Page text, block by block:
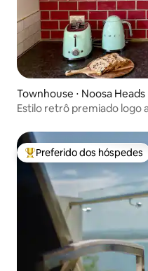
Townhouse ⋅ Noosa Heads
Estilo retrô premiado logo
Entre os melhores
Preferido dos hóspedes